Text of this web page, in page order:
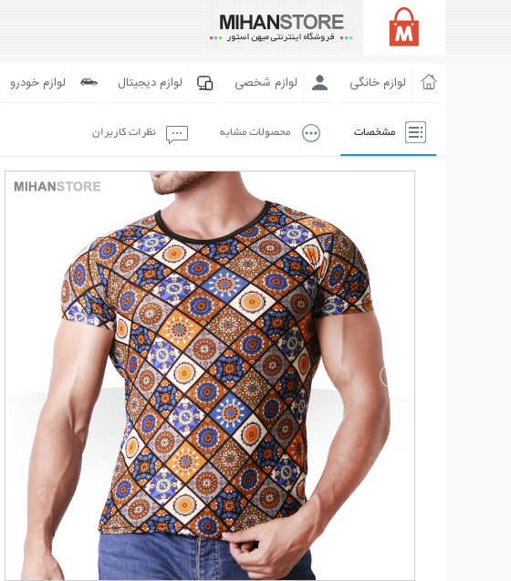
لوازم خانگی لوازم شخصی لوازم دیجیتال لوازم خودرو
مشخصات محصولات مشابه نظرات کاربران